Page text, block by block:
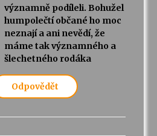
významně podíleli. Bohužel
humpolečtí občané ho moc
neznají a ani nevědí, že
máme tak významného a
šlechetného rodáka
Odpovědět